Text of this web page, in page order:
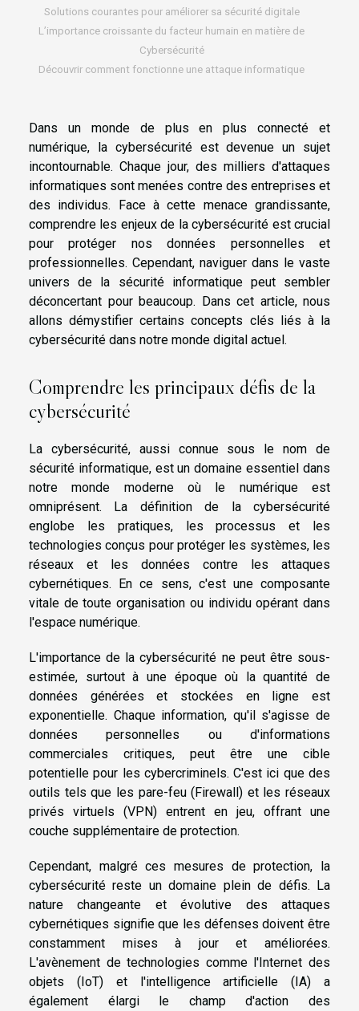
Solutions courantes pour améliorer sa sécurité digitale
L’importance croissante du facteur humain en matière de
Cybersécurité
Découvrir comment fonctionne une attaque informatique
Dans un monde de plus en plus connecté et
numérique, la cybersécurité est devenue un sujet
incontournable. Chaque jour, des milliers d'attaques
informatiques sont menées contre des entreprises et
des individus. Face à cette menace grandissante,
comprendre les enjeux de la cybersécurité est crucial
pour protéger nos données personnelles et
professionnelles. Cependant, naviguer dans le vaste
univers de la sécurité informatique peut sembler
déconcertant pour beaucoup. Dans cet article, nous
allons démystifier certains concepts clés liés à la
cybersécurité dans notre monde digital actuel.
Comprendre les principaux défis de la
cybersécurité
La cybersécurité, aussi connue sous le nom de
sécurité informatique, est un domaine essentiel dans
notre monde moderne où le numérique est
omniprésent. La définition de la cybersécurité
englobe les pratiques, les processus et les
technologies conçus pour protéger les systèmes, les
réseaux et les données contre les attaques
cybernétiques. En ce sens, c'est une composante
vitale de toute organisation ou individu opérant dans
l'espace numérique.
L'importance de la cybersécurité ne peut être sous-
estimée, surtout à une époque où la quantité de
données générées et stockées en ligne est
exponentielle. Chaque information, qu'il s'agisse de
données personnelles ou d'informations
commerciales critiques, peut être une cible
potentielle pour les cybercriminels. C'est ici que des
outils tels que les pare-feu (Firewall) et les réseaux
privés virtuels (VPN) entrent en jeu, offrant une
couche supplémentaire de protection.
Cependant, malgré ces mesures de protection, la
cybersécurité reste un domaine plein de défis. La
nature changeante et évolutive des attaques
cybernétiques signifie que les défenses doivent être
constamment mises à jour et améliorées.
L'avènement de technologies comme l'Internet des
objets (IoT) et l'intelligence artificielle (IA) a
également élargi le champ d'action des